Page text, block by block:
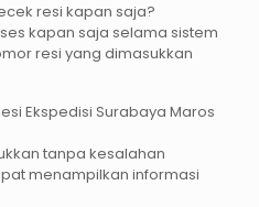
resi kapan saja?
kapan saja selama sistem
resi yang dimasukkan
Ekspedisi Surabaya Maros
tanpa kesalahan
menampilkan informasi